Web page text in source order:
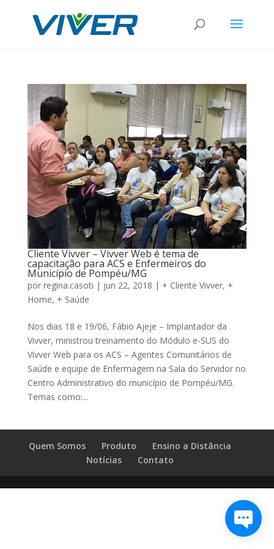
Cliente Vivver – Vivver Web é tema de
capacitação para ACS e Enfermeiros do
Município de Pompéu/MG
por regina.casoti | jun 22, 2018 | + Cliente Vivver, +
Home, + Saúde
Nos dias 18 e 19/06, Fábio Ajeje – Implantador da
Vivver, ministrou treinamento do Módulo e-SUS do
Vivver Web para os ACS – Agentes Comunitários de
Saúde e equipe de Enfermagem na Sala do Servidor no
Centro Administrativo do município de Pompéu/MG.
Temas como:...
Quem Somos Produto
Ensino a Distância
Notícias
Contato